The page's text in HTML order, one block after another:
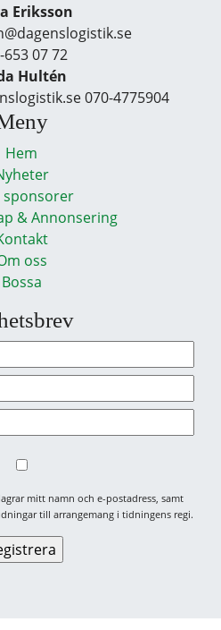
Eriksson
653 07 72
Hultén
070-4775904
Hem
sponsorer
& Annonsering
oss
Bossa
mitt namn och e-postadress, samt
till arrangemang i tidningens regi.